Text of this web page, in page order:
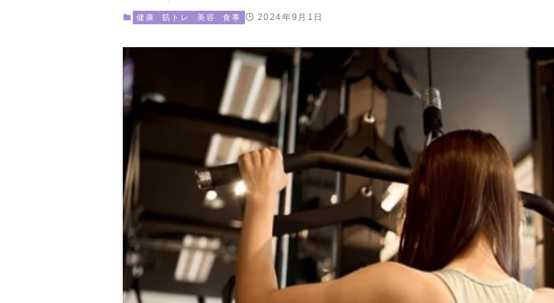
健康 筋トレ 美容 食事 2024年9月1日